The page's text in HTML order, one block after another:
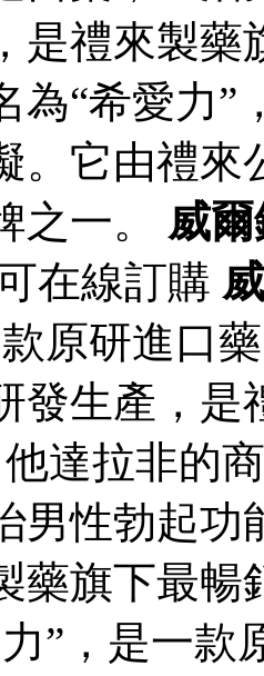
是禮來製藥
為“希愛力”
。它由禮來
之一。 威
在線訂購
原研進口
發生產，
他達拉非的
男性勃起功
藥旗下最
”，是一